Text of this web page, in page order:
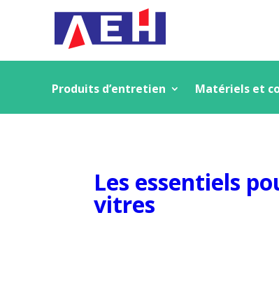
Produits d’entretien Matériels et
Les essentiels
vitres